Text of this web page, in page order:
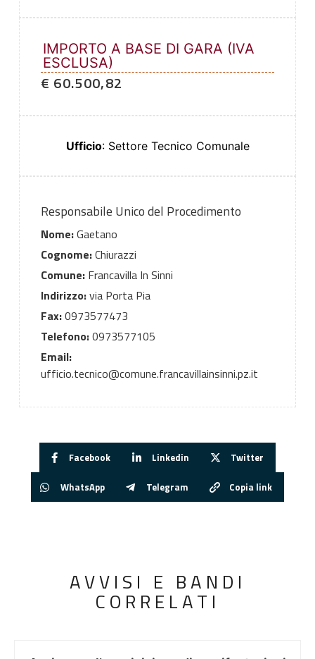
IMPORTO A BASE DI GARA (IVA
ESCLUSA)
€ 60.500,82
Ufficio: Settore Tecnico Comunale
Responsabile Unico del Procedimento
Nome:Gaetano
Cognome:Chiurazzi
Comune:Francavilla In Sinni
Indirizzo:via Porta Pia
Fax:0973577473
Telefono:0973577105
Email:
ufficio.tecnico@comune.francavillainsinni.pz.it
Facebook Linkedin Twitter
WhatsApp Telegram Copia link
AVVISI E BANDI
CORRELATI